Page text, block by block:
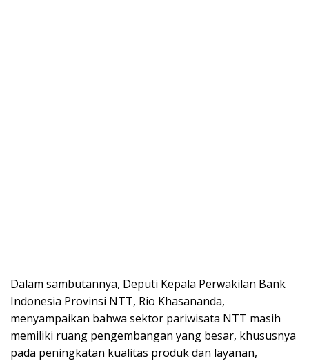
Dalam sambutannya, Deputi Kepala Perwakilan Bank
Indonesia Provinsi NTT, Rio Khasananda,
menyampaikan bahwa sektor pariwisata NTT masih
memiliki ruang pengembangan yang besar, khususnya
pada peningkatan kualitas produk dan layanan,